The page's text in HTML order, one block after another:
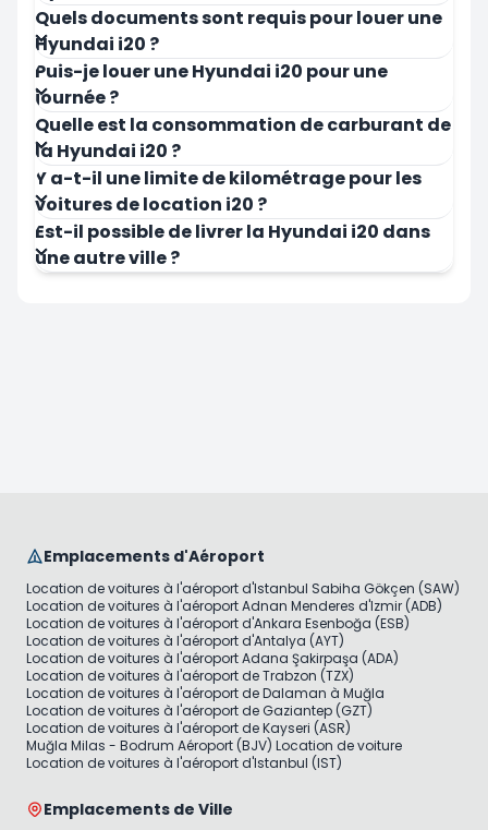
Louer Maintenant
Quels documents sont requis pour louer une
Hyundai i20 ?
Puis-je louer une Hyundai i20 pour une
journée ?
Quelle est la consommation de carburant de
la Hyundai i20 ?
Y a-t-il une limite de kilométrage pour les
voitures de location i20 ?
Est-il possible de livrer la Hyundai i20 dans
une autre ville ?
Emplacements d'Aéroport
Location de voitures à l'aéroport d'Istanbul Sabiha Gökçen (SAW)
Location de voitures à l'aéroport Adnan Menderes d'Izmir (ADB)
Location de voitures à l'aéroport d'Ankara Esenboğa (ESB)
Location de voitures à l'aéroport d'Antalya (AYT)
Location de voitures à l'aéroport Adana Şakirpaşa (ADA)
Location de voitures à l'aéroport de Trabzon (TZX)
Location de voitures à l'aéroport de Dalaman à Muğla
Location de voitures à l'aéroport de Gaziantep (GZT)
Location de voitures à l'aéroport de Kayseri (ASR)
Muğla Milas - Bodrum Aéroport (BJV) Location de voiture
Location de voitures à l'aéroport d'Istanbul (IST)
Emplacements de Ville